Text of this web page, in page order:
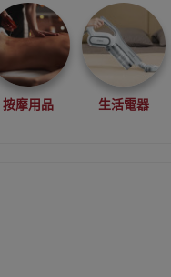
按摩用品 生活電器